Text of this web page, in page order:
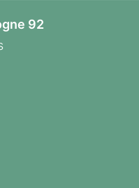
92